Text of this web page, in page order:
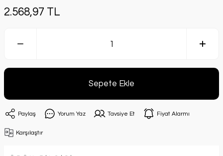
2.568,97 TL
Sepete Ekle
Paylaş Yorum Yaz Tavsiye Et Fiyat Alarmı
Karşılaştır